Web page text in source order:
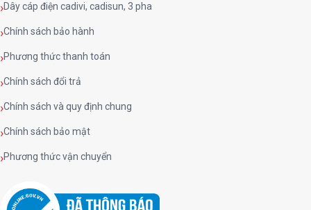
Dây cáp điện cadivi, cadisun, 3 pha
Chính sách bảo hành
Phương thức thanh toán
Chính sách đổi trả
Chính sách và quy định chung
Chính sách bảo mật
Phương thức vận chuyển